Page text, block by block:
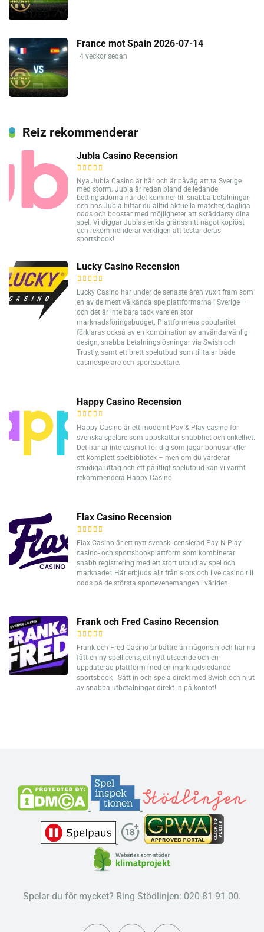
France mot Spain 2026-07-14
4 veckor sedan
Reiz rekommenderar
Jubla Casino Recension
Nya Jubla Casino är här och är påväg att ta Sverige
med storm. Jubla är redan bland de ledande
bettingsidorna när det kommer till snabba betalningar
och hos Jubla hittar du alltid aktuella matcher, dagliga
odds och boostar med möjligheter att skräddarsy dina
spel. Vi diggar Jublas enkla gränssnitt något kopiöst
och rekommenderar verkligen att testar deras
sportsbook!
Lucky Casino Recension
Lucky Casino har under de senaste åren vuxit fram som
en av de mest välkända spelplattformarna i Sverige –
och det är inte bara tack vare en stor
marknadsföringsbudget. Plattformens popularitet
förklaras också av en kombination av användarvänlig
design, snabba betalningslösningar via Swish och
Trustly, samt ett brett spelutbud som tilltalar både
casinospelare och sportsbettare.
Happy Casino Recension
Happy Casino är ett modernt Pay & Play-casino för
svenska spelare som uppskattar snabbhet och enkelhet.
Det här är inte casinot för dig som jagar bonusar eller
ett komplett spelbibliotek – men om du värderar
smidiga uttag och ett pålitligt spelutbud kan vi varmt
rekommendera Happy Casino.
Flax Casino Recension
Flax Casino är ett nytt svensklicensierad Pay N Play-
casino- och sportsbookplattform som kombinerar
snabb registrering med ett stort utbud av spel och
marknader. Här erbjuds allt från slots och live casino till
odds på de största sportevenemangen i världen.
Frank och Fred Casino Recension
Frank och Fred Casino är bättre än någonsin och har nu
fått en ny spellicens, ett nytt utseende och en
uppdaterad plattform med en marknadsledande
sportsbook - Sätt in och spela direkt med Swish och njut
av snabba utbetalningar direkt in på kontot!
Spelar du för mycket? Ring Stödlinjen: 020-81 91 00.